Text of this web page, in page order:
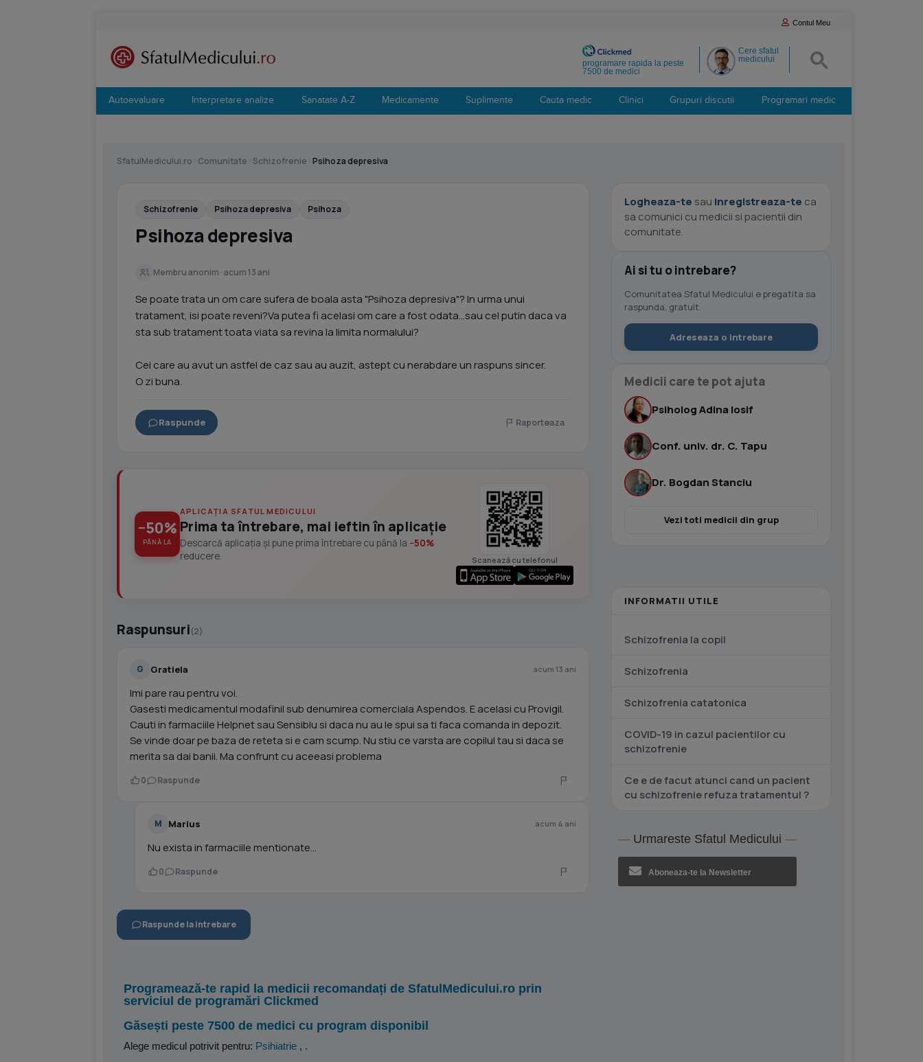
Contul Meu
Cere sfatul
medicului
programare rapida la peste
7500 de medici
Autoevaluare Interpretare analize Sanatate A-Z Medicamente Suplimente Cauta medic Clinici Grupuri discutii Programari medic
SfatulMedicului.ro Comunitate Schizofrenie Psihoza depresiva
Schizofrenie Psihoza depresiva Psihoza
Psihoza depresiva
Membru anonim · acum 13 ani
Se poate trata un om care sufera de boala asta "Psihoza depresiva"? In urma unui
tratament, isi poate reveni?Va putea fi acelasi om care a fost odata...sau cel putin daca va
sta sub tratament toata viata sa revina la limita normalului?
Cei care au avut un astfel de caz sau au auzit, astept cu nerabdare un raspuns sincer.
O zi buna.
Raspunde Raporteaza
−50%
PÂNĂ LA
APLICAȚIA SFATUL MEDICULUI
Prima ta întrebare, mai ieftin în aplicație
Descarcă aplicația și pune prima întrebare cu până la −50%
reducere.
Scanează cu telefonul
Raspunsuri(2)
G Gratiela acum 13 ani
Imi pare rau pentru voi.
Gasesti medicamentul modafinil sub denumirea comerciala Aspendos. E acelasi cu Provigil.
Cauti in farmaciile Helpnet sau Sensiblu si daca nu au le spui sa ti faca comanda in depozit.
Se vinde doar pe baza de reteta si e cam scump. Nu stiu ce varsta are copilul tau si daca se
merita sa dai banii. Ma confrunt cu aceeasi problema
0 Raspunde
M Marius acum 4 ani
Nu exista in farmaciile mentionate...
0 Raspunde
Raspunde la intrebare
Programează-te rapid la medicii recomandați de SfatulMedicului.ro prin
serviciul de programări Clickmed
Găsești peste 7500 de medici cu program disponibil
Alege medicul potrivit pentru: Psihiatrie , .
Logheaza-te sau inregistreaza-te ca
sa comunici cu medicii si pacientii din
comunitate.
Ai si tu o intrebare?
Comunitatea Sfatul Medicului e pregatita sa
raspunda, gratuit.
Adreseaza o intrebare
Medicii care te pot ajuta
Psiholog Adina Iosif
Conf. univ. dr. C. Tapu
Dr. Bogdan Stanciu
Vezi toti medicii din grup
INFORMATII UTILE
Schizofrenia la copil
Schizofrenia
Schizofrenia catatonica
COVID-19 in cazul pacientilor cu
schizofrenie
Ce e de facut atunci cand un pacient
cu schizofrenie refuza tratamentul ?
Urmareste Sfatul Medicului
Aboneaza-te la Newsletter